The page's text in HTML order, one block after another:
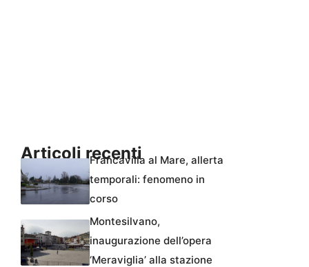
Articoli recentiFrancavilla al Mare, allerta
temporali: fenomeno in
corso
Montesilvano,
inaugurazione dell’opera
‘Meraviglia’ alla stazione